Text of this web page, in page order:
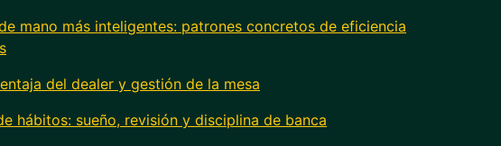
mano más inteligentes: patrones concretos de eficiencia
del dealer y gestión de la mesa
hábitos: sueño, revisión y disciplina de banca